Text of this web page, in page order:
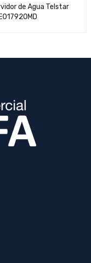
de Agua Telstar